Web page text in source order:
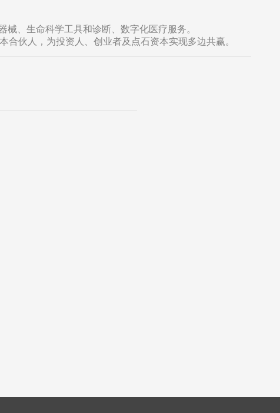
、生命科学工具和诊断、数字化医疗服务。
伙人，为投资人、创业者及点石资本实现多边共赢。